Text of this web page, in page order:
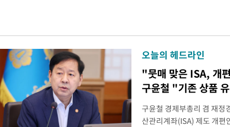
오늘의 헤드라인
"뭇매 맞은 ISA, 개
구윤철 "기존 상품
구윤철 경제부총리 겸 재
산관리계좌(ISA) 제도 개편